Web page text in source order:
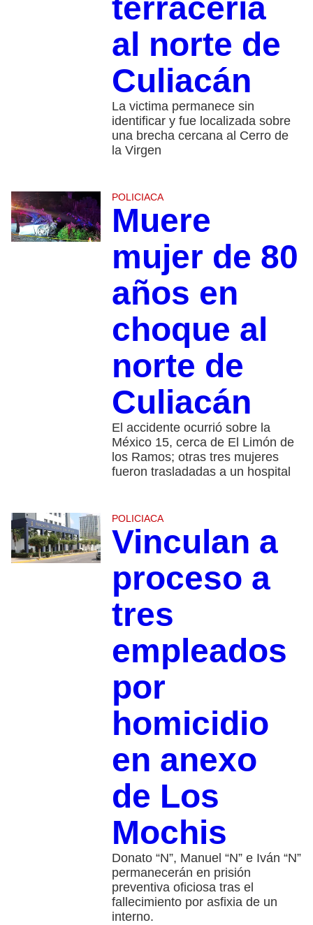
terracería
al norte de
Culiacán
La victima permanece sin
identificar y fue localizada sobre
una brecha cercana al Cerro de
la Virgen
POLICIACA
Muere
mujer de 80
años en
choque al
norte de
Culiacán
El accidente ocurrió sobre la
México 15, cerca de El Limón de
los Ramos; otras tres mujeres
fueron trasladadas a un hospital
POLICIACA
Vinculan a
proceso a
tres
empleados
por
homicidio
en anexo
de Los
Mochis
Donato “N”, Manuel “N” e Iván “N”
permanecerán en prisión
preventiva oficiosa tras el
fallecimiento por asfixia de un
interno.